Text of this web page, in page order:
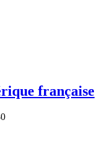
française